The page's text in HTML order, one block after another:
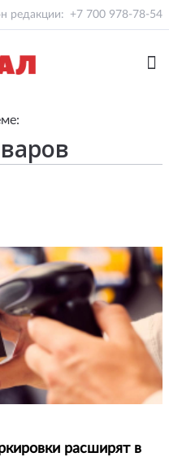
редакции: +7 700 978-78-54
расширят в